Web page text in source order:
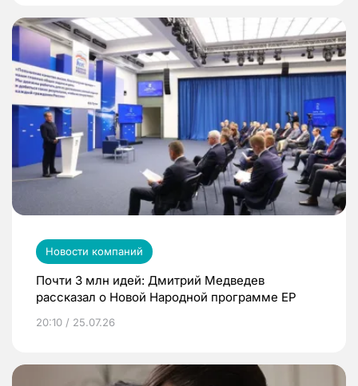
Новости компаний
Почти 3 млн идей: Дмитрий Медведев
рассказал о Новой Народной программе ЕР
20:10 / 25.07.26